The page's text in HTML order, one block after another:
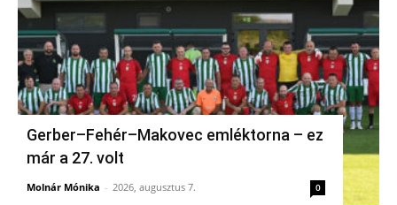
Gerber–Fehér–Makovec emléktorna – ez
már a 27. volt
Molnár Mónika - 2026, augusztus 7. 0